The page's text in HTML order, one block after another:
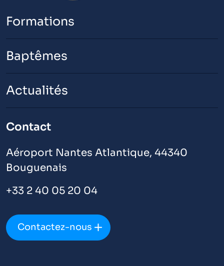
Formations
Baptêmes
Actualités
Contact
Aéroport Nantes Atlantique, 44340
Bouguenais
+33 2 40 05 20 04
Contactez-nous